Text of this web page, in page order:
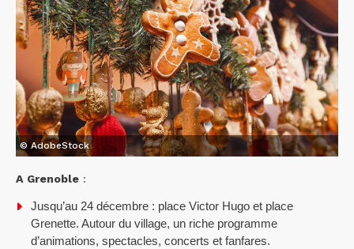
© AdobeStock
A Grenoble :
Jusqu’au 24 décembre : place Victor Hugo et place
Grenette. Autour du village, un riche programme
d’animations, spectacles, concerts et fanfares.